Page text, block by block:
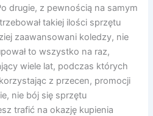
drugie, z pewnością na samym
takiej ilości sprzętu
zaawansowani koledzy, nie
to wszystko na raz,
wiele lat, podczas których
z przecen, promocji
nie bój się sprzętu
trafić na okazję kupienia